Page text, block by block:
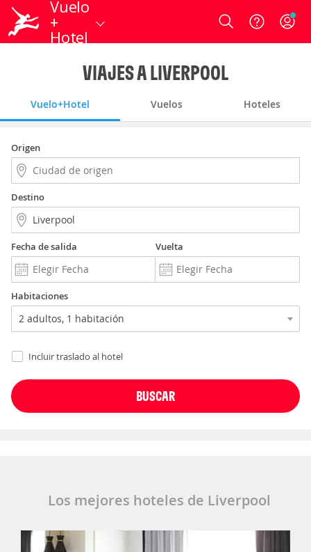
Vuelo
+
Hotel
Login
VIAJES A LIVERPOOL
Vuelo+Hotel Vuelos Hoteles
Origen
Destino
Fecha de salida Vuelta
Habitaciones
Incluir traslado al hotel
Los mejores hoteles de Liverpool